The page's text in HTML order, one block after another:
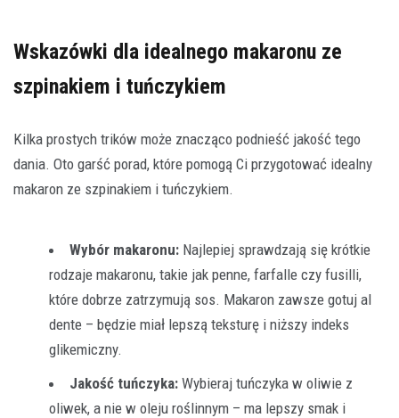
Wskazówki dla idealnego makaronu ze
szpinakiem i tuńczykiem
Kilka prostych trików może znacząco podnieść jakość tego
dania. Oto garść porad, które pomogą Ci przygotować idealny
makaron ze szpinakiem i tuńczykiem.
Wybór makaronu: Najlepiej sprawdzają się krótkie
rodzaje makaronu, takie jak penne, farfalle czy fusilli,
które dobrze zatrzymują sos. Makaron zawsze gotuj al
dente – będzie miał lepszą teksturę i niższy indeks
glikemiczny.
Jakość tuńczyka: Wybieraj tuńczyka w oliwie z
oliwek, a nie w oleju roślinnym – ma lepszy smak i